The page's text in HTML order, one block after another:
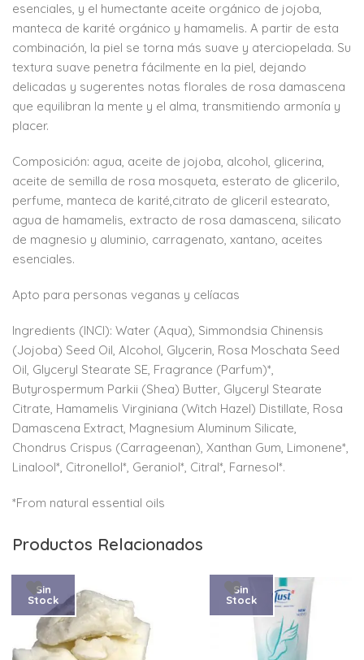
esenciales, y el humectante aceite orgánico de jojoba,
manteca de karité orgánico y hamamelis. A partir de esta
combinación, la piel se torna más suave y aterciopelada. Su
textura suave penetra fácilmente en la piel, dejando
delicadas y sugerentes notas florales de rosa damascena
que equilibran la mente y el alma, transmitiendo armonía y
placer.
Composición: agua, aceite de jojoba, alcohol, glicerina,
aceite de semilla de rosa mosqueta, esterato de glicerilo,
perfume, manteca de karité,citrato de gliceril estearato,
agua de hamamelis, extracto de rosa damascena, silicato
de magnesio y aluminio, carragenato, xantano, aceites
esenciales.
Apto para personas veganas y celíacas
Ingredients (INCI): Water (Aqua), Simmondsia Chinensis
(Jojoba) Seed Oil, Alcohol, Glycerin, Rosa Moschata Seed
Oil, Glyceryl Stearate SE, Fragrance (Parfum)*,
Butyrospermum Parkii (Shea) Butter, Glyceryl Stearate
Citrate, Hamamelis Virginiana (Witch Hazel) Distillate, Rosa
Damascena Extract, Magnesium Aluminum Silicate,
Chondrus Crispus (Carrageenan), Xanthan Gum, Limonene*,
Linalool*, Citronellol*, Geraniol*, Citral*, Farnesol*.
*From natural essential oils
Productos Relacionados
Sin
Stock
Sin
Stock